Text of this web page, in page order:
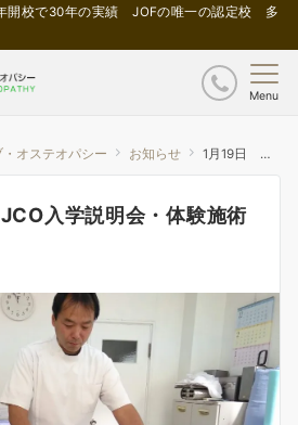
開校で30年の実績 JOFの唯一の認定校 多
Menu
オステオパシー お知らせ 1月19日 第４回JCO入学説明会・体験施術
入学説明会・体験施術